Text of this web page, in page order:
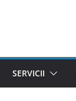
SERVICII